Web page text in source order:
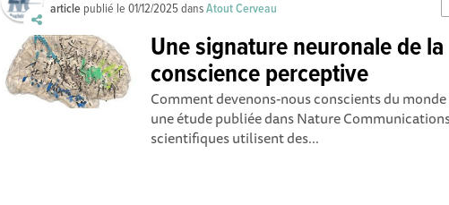
article publié le01/12/2025dansAtout Cerveau
Une signature neuronale de la
conscience perceptive
Comment devenons-nous conscients du
une étude publiée dans Nature
scientifiques utilisent des...